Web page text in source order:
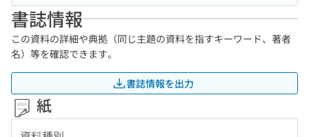
書誌情報
この資料の詳細や典拠（同じ主題の資料を指すキーワード、著者
名）等を確認できます。
書誌情報を出力
紙